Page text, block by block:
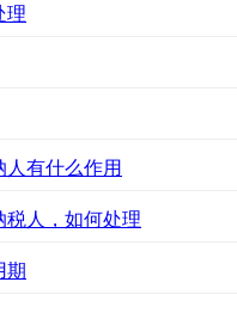
理
有什么作用
税人，如何处理
期